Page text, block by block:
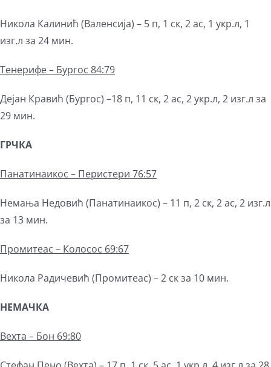
Никола Калинић (Валенсија) – 5 п, 1 ск, 2 ас, 1 укр.л, 1
изг.л за 24 мин.
Тенерифе – Бургос 84:79
Дејан Кравић (Бургос) –18 п, 11 ск, 2 ас, 2 укр.л, 2 изг.л за
29 мин.
ГРЧКА
Панатинаикос – Перистери 76:57
Немања Недовић (Панатинаикос) – 11 п, 2 ск, 2 ас, 2 изг.л
за 13 мин.
Промитеас – Колосос 69:67
Никола Радичевић (Промитеас) – 2 ск за 10 мин.
НЕМАЧКА
Вехта – Бон 69:80